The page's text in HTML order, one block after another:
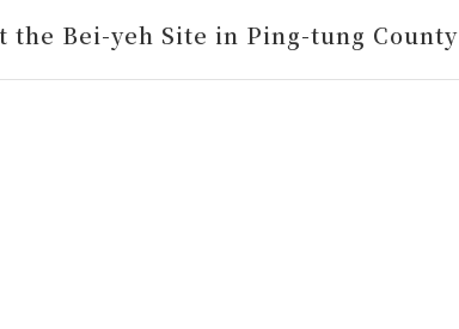
the Bei-yeh Site in Ping-tung County